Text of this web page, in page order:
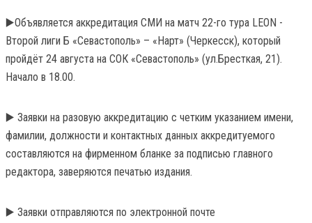
▶️Объявляется аккредитация СМИ на матч 22-го тура LEON -
Второй лиги Б «Севастополь» – «Нарт» (Черкесск), который
пройдёт 24 августа на СОК «Севастополь» (ул.Бресткая, 21).
Начало в 18.00.
▶️ Заявки на разовую аккредитацию с четким указанием имени,
фамилии, должности и контактных данных аккредитуемого
составляются на фирменном бланке за подписью главного
редактора, заверяются печатью издания.
▶️ Заявки отправляются по электронной почте